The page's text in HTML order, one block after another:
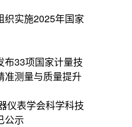
织实施2025年国家
布33项国家计量技
准测量与质量提升
仪表学会科学科技
公示